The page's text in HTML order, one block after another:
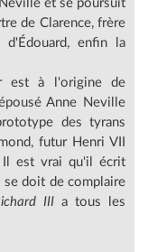
et se poursuit
de Clarence, frère
enfin la
est à l'origine de
Anne Neville
des tyrans
futur Henri VII
Il est vrai qu'il écrit
se doit de complaire
IIIa tous les